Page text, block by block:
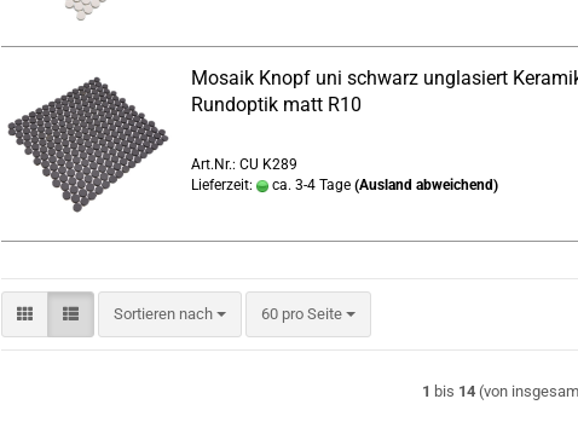
Mosaik Knopf uni schwarz unglasiert
Rundoptik matt R10
Art.Nr.: CU K289
Lieferzeit:
ca. 3-4 Tage (Ausland abweichend)
Sortieren nach
Sortieren nach 60 pro Seite
pro Seite
1 bis 14(von